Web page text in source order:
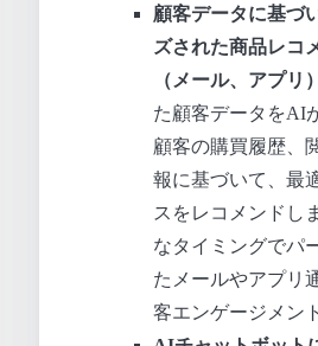
顧客データに基づ
ズされた商品レコ
（メール、アプリ）
た顧客データをAI
顧客の購買履歴、
報に基づいて、最
スをレコメンドし
なタイミングでパ
たメールやアプリ
客エンゲージメン